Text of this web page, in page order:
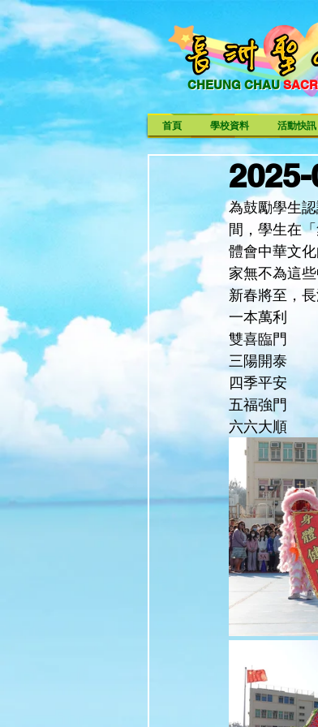
CHEUNG CHAU
CHEUNG CHAU
首頁 學校資料 活動快訊
為鼓勵學生
間，學生在
體會中華文
家無不為這
新春將至，
一本萬利
雙喜臨門
三陽開泰
四季平安
五福強門
六六大順